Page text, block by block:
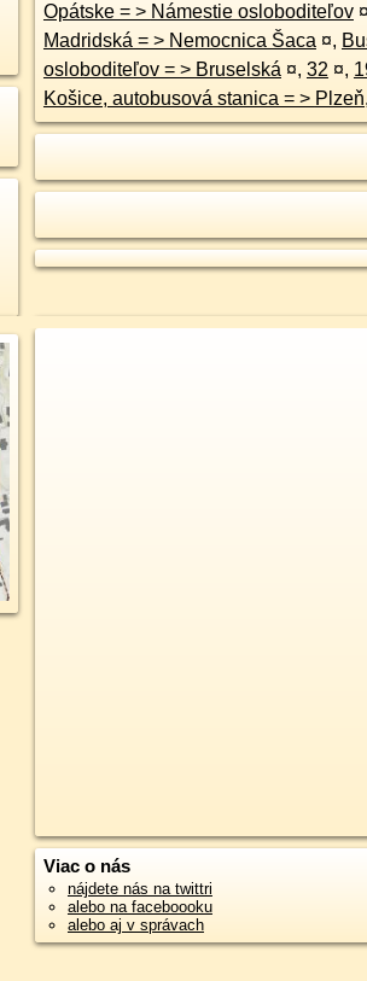
Opátske = > Námestie osloboditeľov ¤
Madridská = > Nemocnica Šaca ¤,
osloboditeľov = > Bruselská ¤, 32 ¤,
Košice,
Viac o nás
nájdete nás na twittri
alebo na faceboooku
alebo aj v správach